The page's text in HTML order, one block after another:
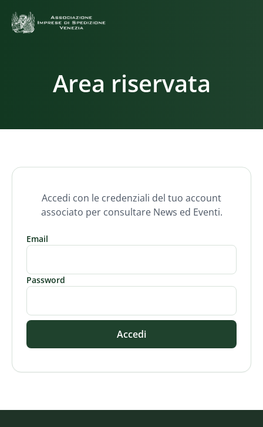
Area riservata
Accedi con le credenziali del tuo account
associato per consultare News ed Eventi.
Email
Password
Accedi